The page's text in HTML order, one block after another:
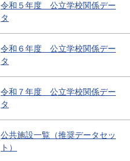
令和５年度 公立学校関係デー
タ
令和６年度 公立学校関係デー
タ
令和７年度 公立学校関係デー
タ
公共施設一覧（推奨データセッ
ト）